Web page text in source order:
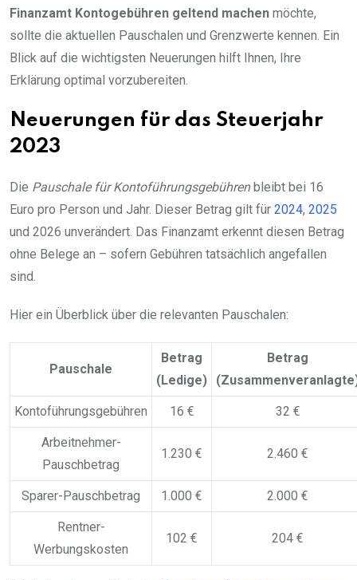
Finanzamt Kontogebühren geltend machen möchte,
sollte die aktuellen Pauschalen und Grenzwerte kennen. Ein
Blick auf die wichtigsten Neuerungen hilft Ihnen, Ihre
Erklärung optimal vorzubereiten.
Neuerungen für das Steuerjahr
2023
Die Pauschale für Kontoführungsgebührenbleibt bei 16
Euro pro Person und Jahr. Dieser Betrag gilt für 2024, 2025
und 2026 unverändert. Das Finanzamt erkennt diesen Betrag
ohne Belege an – sofern Gebühren tatsächlich angefallen
sind.
Hier ein Überblick über die relevanten Pauschalen:
Pauschale
Betrag
(Ledige)
Betrag
Kontoführungsgebühren 16 € 32 €
Arbeitnehmer-
Pauschbetrag
1.230 € 2.460 €
Sparer-Pauschbetrag 1.000 € 2.000 €
Rentner-
Werbungskosten
102 € 204 €